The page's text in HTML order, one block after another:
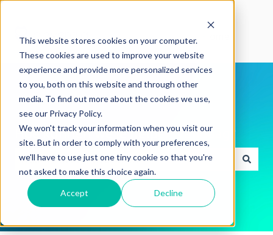
This website stores cookies on your computer.
These cookies are used to improve your website
experience and provide more personalized services
to you, both on this website and through other
media. To find out more about the cookies we use,
see our Privacy Policy.
We won't track your information when you visit our
site. But in order to comply with your preferences,
we'll have to use just one tiny cookie so that you're
not asked to make this choice again.
Accept Decline
Hoe kunnen we je helpen vandaag?
Er zijn geen suggesties want het zoekveld is leeg.